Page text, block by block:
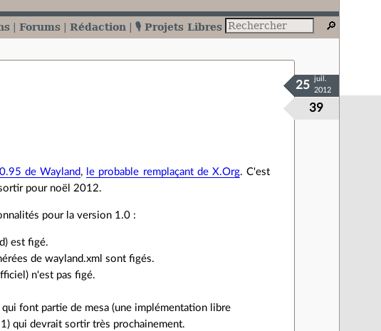
Forums Rédaction 🎙️ Projets Libres
39
25
juil.
2012
de Wayland , le probable remplaçant de X.Org. C'est
pour noël 2012.
pour la version 1.0 :
est figé.
de wayland.xml sont figés.
n'est pas figé.
font partie de mesa (une implémentation libre
qui devrait sortir très prochainement.